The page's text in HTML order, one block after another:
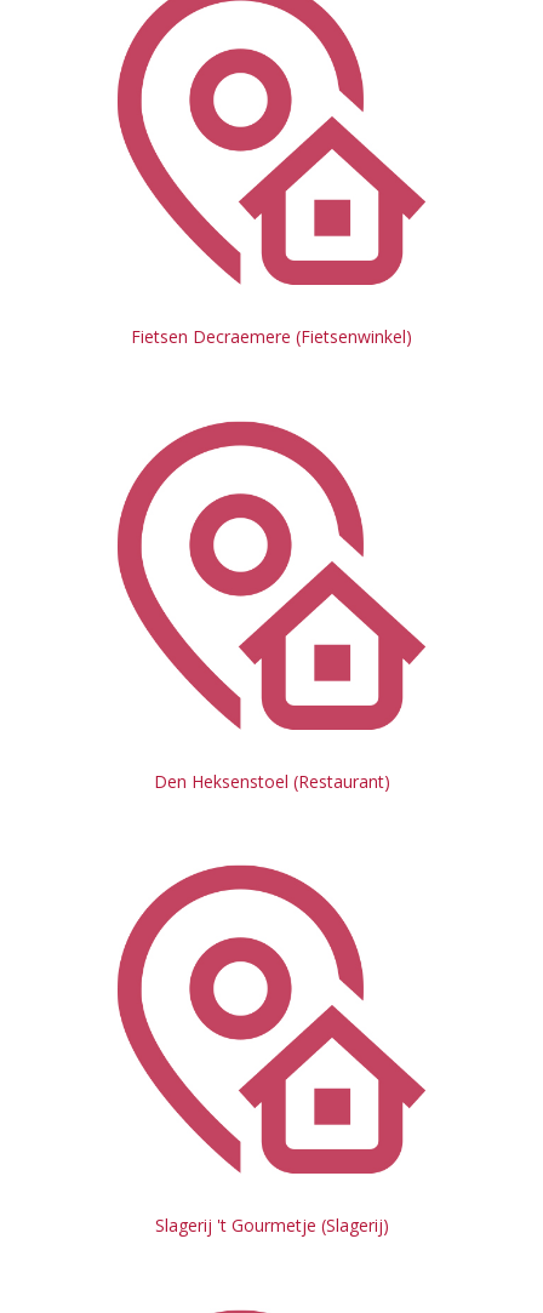
Fietsen Decraemere (Fietsenwinkel)
Den Heksenstoel (Restaurant)
Slagerij 't Gourmetje (Slagerij)